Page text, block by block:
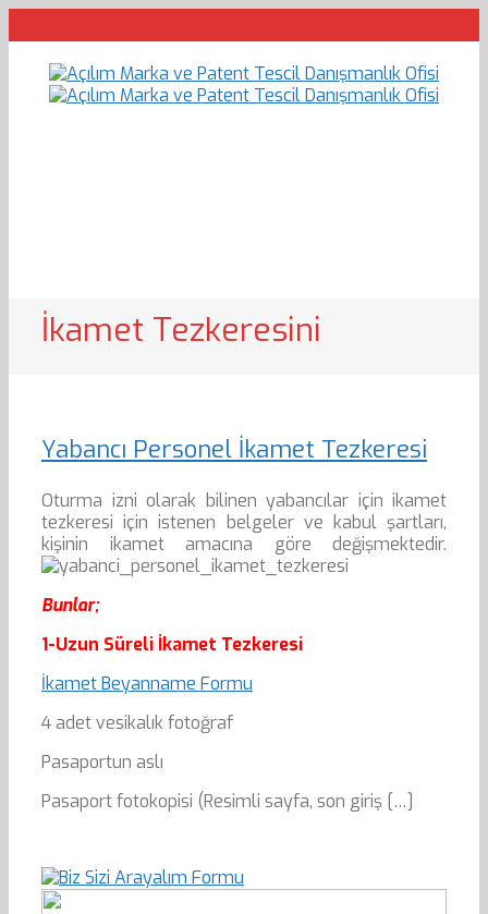
İkamet Tezkeresini
Yabancı Personel İkamet Tezkeresi
Oturma izni olarak bilinen yabancılar için ikamet
tezkeresi için istenen belgeler ve kabul şartları,
kişinin ikamet amacına göre değişmektedir.
Bunlar;
1-Uzun Süreli İkamet Tezkeresi
İkamet Beyanname Formu
4 adet vesikalık fotoğraf
Pasaportun aslı
Pasaport fotokopisi (Resimli sayfa, son giriş […]